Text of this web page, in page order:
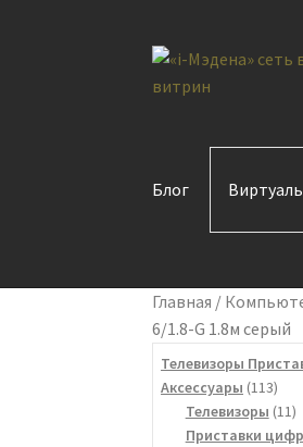
Перейти
к
Перейти
к
Блог
Главная /
6/1.8-G 1.8м серый
Телевизоры
Аксессуары 113113
Телевизоры 1111
Приставки